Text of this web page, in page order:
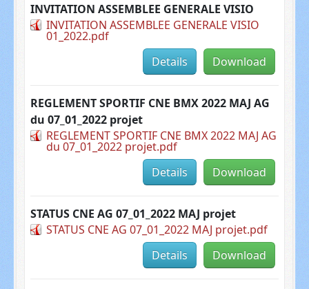
INVITATION ASSEMBLEE GENERALE VISIO
INVITATION ASSEMBLEE GENERALE VISIO
01_2022.pdf
Download
Details
REGLEMENT SPORTIF CNE BMX 2022 MAJ AG
du 07_01_2022 projet
REGLEMENT SPORTIF CNE BMX 2022 MAJ AG
du 07_01_2022 projet.pdf
Download
Details
STATUS CNE AG 07_01_2022 MAJ projet
STATUS CNE AG 07_01_2022 MAJ projet.pdf
Download
Details